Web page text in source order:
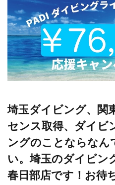
埼玉ダイビング、関
センス取得、ダイビ
ングのことならなん
い。埼玉のダイビン
春日部店です！お待